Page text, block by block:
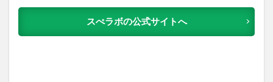
スぺラボの公式サイトへ